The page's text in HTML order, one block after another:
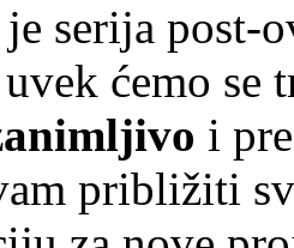
je serija post-
ćemo se
i
približiti